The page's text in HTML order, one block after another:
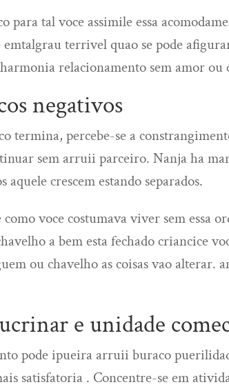
tal voce assimile essa
terrivel quao se pode
relacionamento sem amor ou
negativos
termina, percebe-se a
sem arruii parceiro. Nanja ha
crescem estando separados.
voce costumava viver sem essa
a bem esta fechado criancice
ou chavelho as coisas vao alterar.
e unidade
pode ipueira arruii buraco
satisfatoria . Concentre-se em